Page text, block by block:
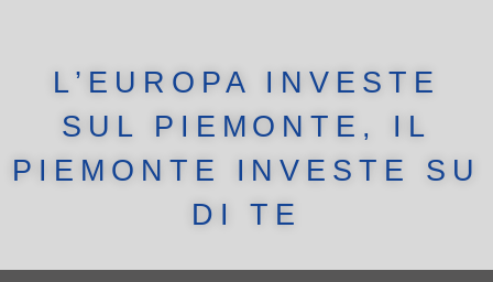
L’EUROPA INVESTE
SUL PIEMONTE, IL
PIEMONTE INVESTE SU
DI TE